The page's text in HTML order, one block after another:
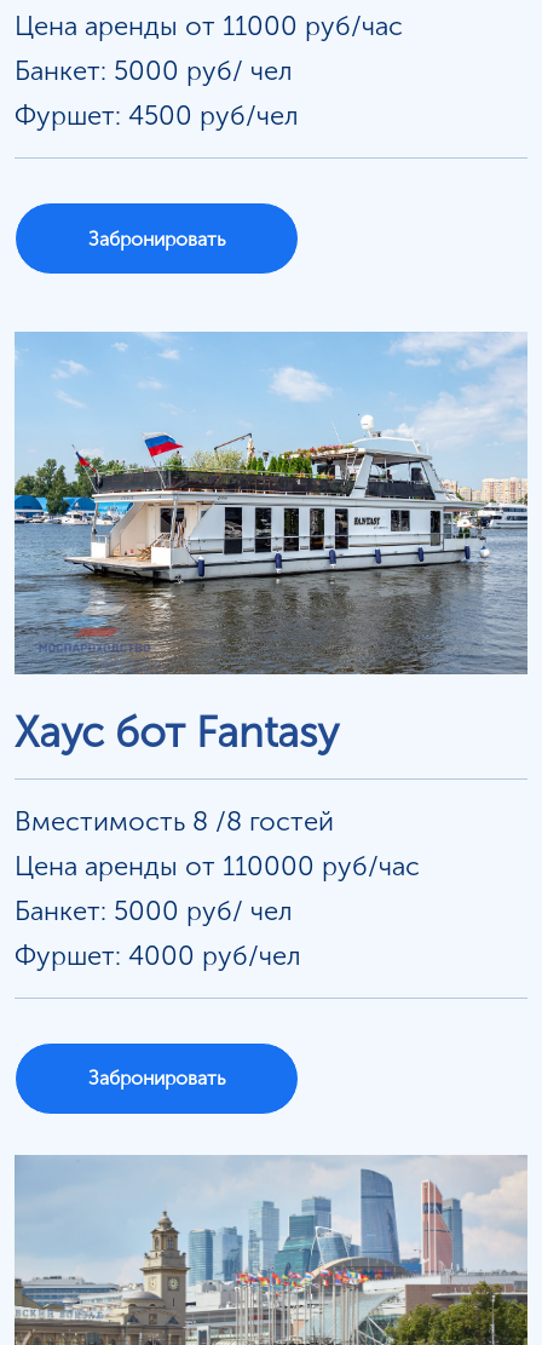
Цена аренды от 11000 руб/час
Банкет: 5000 руб/ чел
Фуршет: 4500 руб/чел
Забронировать
Хаус бот Fantasy
Вместимость 8 /8 гостей
Цена аренды от 110000 руб/час
Банкет: 5000 руб/ чел
Фуршет: 4000 руб/чел
Забронировать